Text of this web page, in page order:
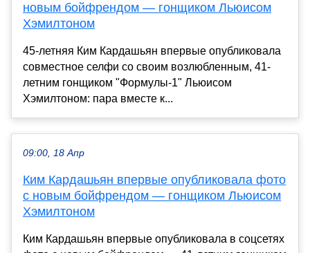
новым бойфрендом — гонщиком Льюисом
Хэмилтоном
45-летняя Ким Кардашьян впервые опубликовала
совместное селфи со своим возлюбленным, 41-
летним гонщиком "Формулы-1" Льюисом
Хэмилтоном: пара вместе к...
09:00, 18 Апр
Ким Кардашьян впервые опубликовала фото
с новым бойфрендом — гонщиком Льюисом
Хэмилтоном
Ким Кардашьян впервые опубликовала в соцсетях